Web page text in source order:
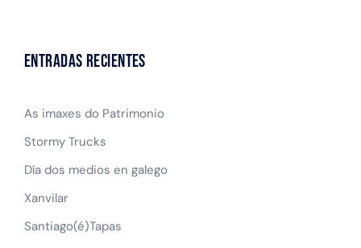
Entradas recientes
As imaxes do Patrimonio
Stormy Trucks
Día dos medios en galego
Xanvilar
Santiago(é)Tapas